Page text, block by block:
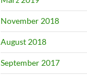
November 2018
August 2018
September 2017